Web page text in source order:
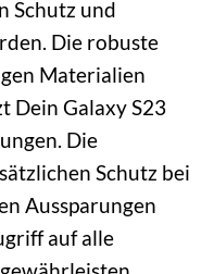
Schutz und
Die robuste
Materialien
Dein Galaxy S23
Die
Schutz bei
Aussparungen
auf alle